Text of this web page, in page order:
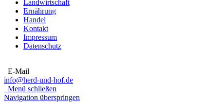
Landwirtschaft
Ernährung
Handel
Kontakt
Impressum
Datenschutz
E-Mail
info@herd-und-hof.de
Menü schließen
Navigation überspringen